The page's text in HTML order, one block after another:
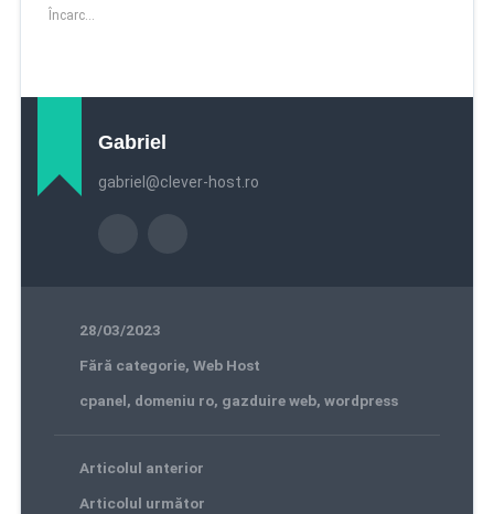
Încarc...
Gabriel
gabriel@clever-host.ro
28/03/2023
Fără categorie, Web Host
cpanel, domeniu ro, gazduire web, wordpress
Articolul anterior
Articolul următor